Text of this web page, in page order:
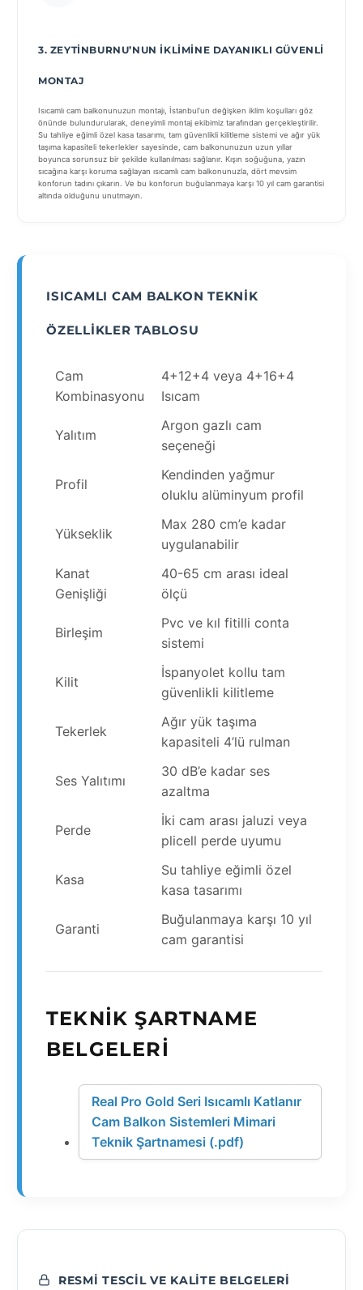
3. ZEYTINBURNU’NUN İKLIMINE DAYANIKLI GÜVENLI
MONTAJ
Isıcamlı cam balkonunuzun montajı, İstanbul’un değişken iklim koşulları göz
önünde bulundurularak, deneyimli montaj ekibimiz tarafından gerçekleştirilir.
Su tahliye eğimli özel kasa tasarımı, tam güvenlikli kilitleme sistemi ve ağır yük
taşıma kapasiteli tekerlekler sayesinde, cam balkonunuzun uzun yıllar
boyunca sorunsuz bir şekilde kullanılması sağlanır. Kışın soğuğuna, yazın
sıcağına karşı koruma sağlayan ısıcamlı cam balkonunuzla, dört mevsim
konforun tadını çıkarın. Ve bu konforun buğulanmaya karşı 10 yıl cam garantisi
altında olduğunu unutmayın.
ISICAMLI CAM BALKON TEKNIK
ÖZELLIKLER TABLOSU
Cam
Kombinasyonu
4+12+4 veya 4+16+4
Isıcam
Yalıtım
Argon gazlı cam
seçeneği
Profil
Kendinden yağmur
oluklu alüminyum profil
Yükseklik
Max 280 cm’e kadar
uygulanabilir
Kanat
Genişliği
40-65 cm arası ideal
ölçü
Birleşim
Pvc ve kıl fitilli conta
sistemi
Kilit
İspanyolet kollu tam
güvenlikli kilitleme
Tekerlek
Ağır yük taşıma
kapasiteli 4’lü rulman
Ses Yalıtımı
30 dB’e kadar ses
azaltma
Perde
İki cam arası jaluzi veya
plicell perde uyumu
Kasa
Su tahliye eğimli özel
kasa tasarımı
Garanti
Buğulanmaya karşı 10 yıl
cam garantisi
TEKNIK ŞARTNAME
BELGELERI
Real Pro Gold Seri Isıcamlı Katlanır
Cam Balkon Sistemleri Mimari
Teknik Şartnamesi (.pdf)
RESMI TESCIL VE KALITE BELGELERI